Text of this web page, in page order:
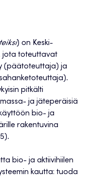
) on Keski-
jota toteuttavat
(päätoteuttaja) ja
pitkälti
ja jäteperäisiä
bio- ja
rakentuvina
bio- ja aktiivihiilen
kautta: tuoda